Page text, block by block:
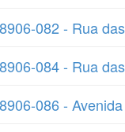
082 - Rua
084 - Rua
086 -